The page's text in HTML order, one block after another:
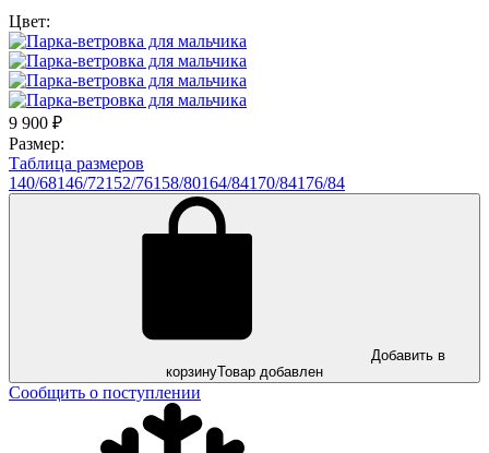
Цвет:
9 900 ₽
Размер:
Таблица размеров
140/68146/72152/76158/80164/84170/84176/84
Добавить в
корзинуТовар добавлен
Сообщить о поступлении